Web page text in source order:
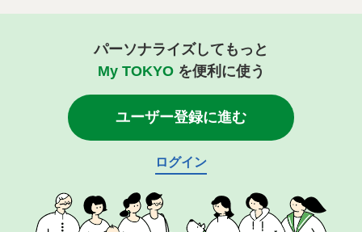
パーソナライズしてもっと
My TOKYOを便利に使う
ユーザー登録に進む
ログイン